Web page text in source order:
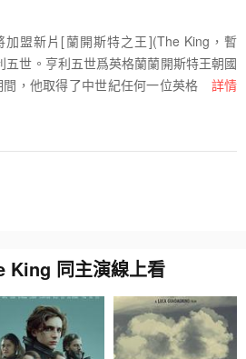
加盟新片[蘭開斯特之王](The King，暫
世。亨利五世爲英格蘭蘭開斯特王朝國
，他取得了中世紀任何一位英格蘭國王
歐德也將與喬爾·埃哲頓擔任編劇，計劃
詳情
King 同主演線上看